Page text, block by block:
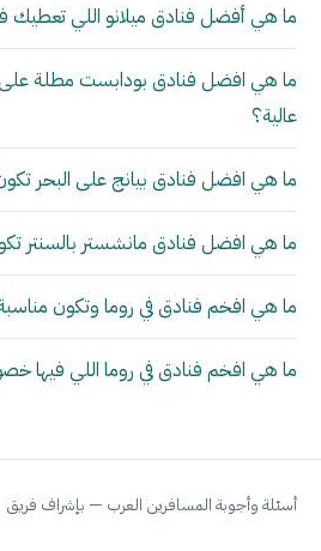
ما هي أفضل فنادق ميلانو اللي تعطيك
ما هي افضل فنادق بودابست مطلة على
عالية؟
ما هي افضل فنادق بيانج على البحر
ما هي افضل فنادق مانشستر بالسنتر
ما هي افخم فنادق في روما وتكون
ما هي افخم فنادق في روما اللي فيها
أسئلة وأجوبة المسافرين العرب — بإشراف فريق